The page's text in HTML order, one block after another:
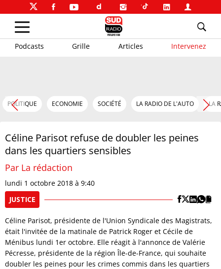
Podcasts Grille Articles Intervenez
POLITIQUE ECONOMIE SOCIÉTÉ LA RADIO DE L'AUTO LA
Céline Parisot refuse de doubler les peines
dans les quartiers sensibles
Par La rédaction
lundi 1 octobre 2018 à 9:40
JUSTICE
Céline Parisot, présidente de l'Union Syndicale des Magistrats,
était l'invitée de la matinale de Patrick Roger et Cécile de
Ménibus lundi 1er octobre. Elle réagit à l'annonce de Valérie
Pécresse, présidente de la région Île-de-France, qui souhaite
doubler les peines pour les crimes commis dans les quartiers